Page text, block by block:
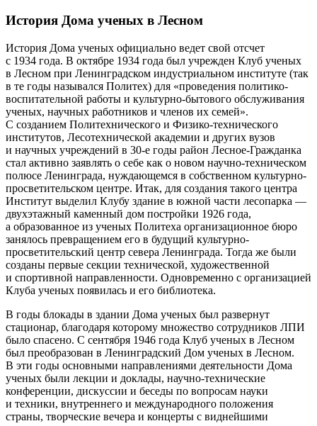
История Дома ученых в Лесном
История Дома ученых официально ведет свой отсчет
с 1934 года. В октябре 1934 года был учрежден Клуб ученых
в Лесном при Ленинградском индустриальном институте (так
в те годы назывался Политех) для «проведения политико-
воспитательной работы и культурно-бытового обслуживания
ученых, научных работников и членов их семей».
С созданием Политехнического и Физико-технического
институтов, Лесотехнической академии и других вузов
и научных учреждений в 30-е годы район Лесное-Гражданка
стал активно заявлять о себе как о новом научно-техническом
полюсе Ленинграда, нуждающемся в собственном культурно-
просветительском центре. Итак, для создания такого центра
Институт выделил Клубу здание в южной части лесопарка —
двухэтажный каменный дом постройки 1926 года,
а образованное из ученых Политеха организационное бюро
занялось превращением его в будущий культурно-
просветительский центр севера Ленинграда. Тогда же были
созданы первые секции технической, художественной
и спортивной направленности. Одновременно с организацией
Клуба ученых появилась и его библиотека.
В годы блокады в здании Дома ученых был развернут
стационар, благодаря которому множество сотрудников ЛПИ
было спасено. С сентября 1946 года Клуб ученых в Лесном
был преобразован в Ленинградский Дом ученых в Лесном.
В эти годы основными направлениями деятельности Дома
ученых были лекции и доклады, научно-технические
конференции, дискуссии и беседы по вопросам науки
и техники, внутреннего и международного положения
страны, творческие вечера и концерты с виднейшими